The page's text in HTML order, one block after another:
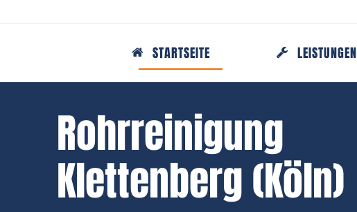
STARTSEITE LEISTUNGEN
Rohrreinigung
Klettenberg (Köln)